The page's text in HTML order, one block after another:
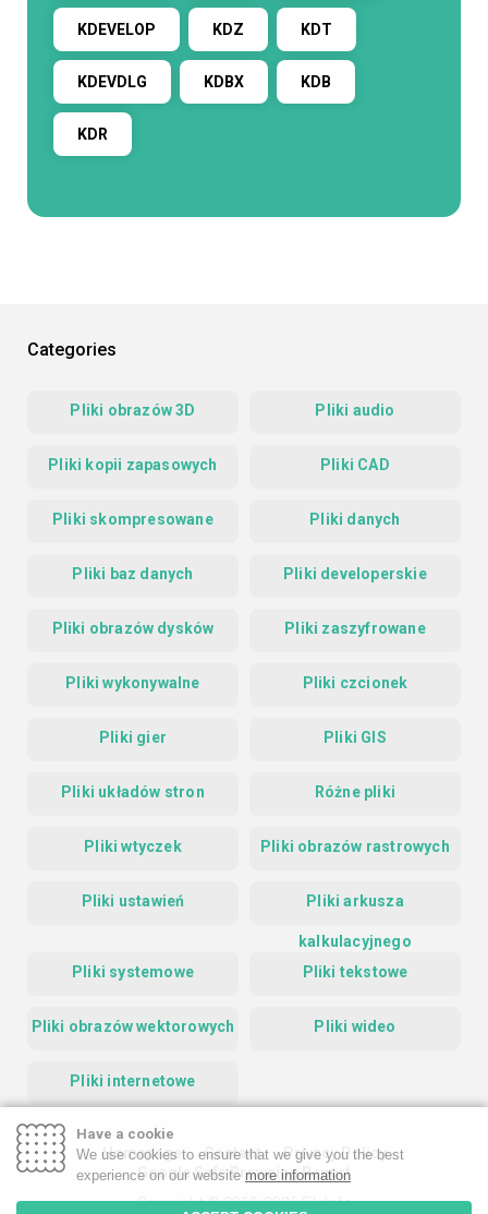
KDEVELOP KDZ KDT
KDEVDLG KDBX KDB
KDR
Categories
Pliki obrazów 3D Pliki audio
Pliki kopii zapasowych Pliki CAD
Pliki skompresowane Pliki danych
Pliki baz danych Pliki developerskie
Pliki obrazów dysków Pliki zaszyfrowane
Pliki wykonywalne Pliki czcionek
Pliki gier Pliki GIS
Pliki układów stron Różne pliki
Pliki wtyczek Pliki obrazów rastrowych
Pliki ustawień Pliki arkusza
kalkulacyjnego
Pliki systemowe
Pliki tekstowe
Pliki obrazów wektorowych Pliki wideo
Pliki internetowe
Homepage Contact
Privacy Policy
Google Safe Browsing Report
Copyright © 2019-2026 FileInfo
Have a cookie
We use cookies to ensure that we give you the best
experience on our website more information